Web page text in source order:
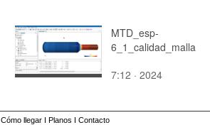
MTD_esp-
6_1_calidad_malla
7:12 · 2024
Cómo llegar I Planos I Contacto